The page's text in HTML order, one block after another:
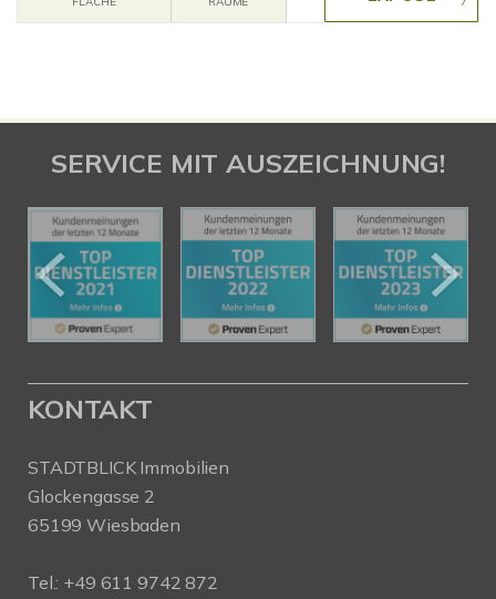
SERVICE MIT AUSZEICHNUNG!
KONTAKT
STADTBLICK Immobilien
Glockengasse 2
65199 Wiesbaden
Tel.: +49 611 9742 872